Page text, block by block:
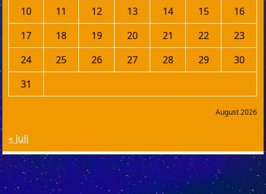
August 2026
10
11 12 13 14 15
16
17
18 19 20 21 22
23
24
25 26 27 28 29
30
31
« Juli